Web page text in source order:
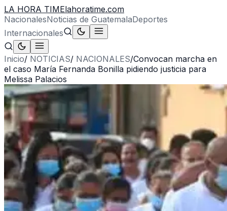
LA HORA TIMElahoratime.com
NacionalesNoticias de GuatemalaDeportes
Internacionales
Inicio/ NOTICIAS/ NACIONALES/Convocan marcha en
el caso María Fernanda Bonilla pidiendo justicia para
Melissa Palacios